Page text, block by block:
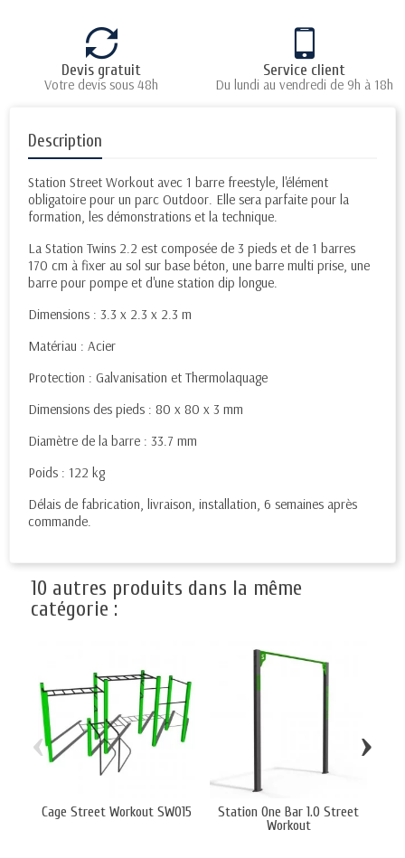
Devis gratuit
Votre devis sous 48h
Service client
Du lundi au vendredi de 9h à 18h
Description
Station Street Workout avec 1 barre freestyle, l'élément
obligatoire pour un parc Outdoor. Elle sera parfaite pour la
formation, les démonstrations et la technique.
La Station Twins 2.2 est composée de 3 pieds et de 1 barres
170 cm à fixer au sol sur base béton, une barre multi prise, une
barre pour pompe et d'une station dip longue.
Dimensions : 3.3 x 2.3 x 2.3 m
Matériau : Acier
Protection : Galvanisation et Thermolaquage
Dimensions des pieds : 80 x 80 x 3 mm
Diamètre de la barre : 33.7 mm
Poids : 122 kg
Délais de fabrication, livraison, installation, 6 semaines après
commande.
10 autres produits dans la même
catégorie :
Cage Street Workout SW015
Station One Bar 1.0 Street
Workout
‹ ›